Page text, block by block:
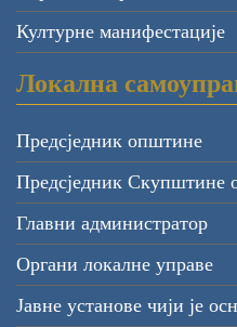
Културне манифестације
Локална
Предсједник општине
Предсједник Скупштине
Главни администратор
Органи локалне управе
Јавне установе чији је